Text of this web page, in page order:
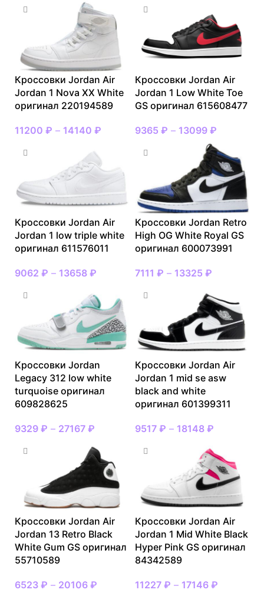
Кроссовки Jordan Air
Jordan 1 Nova XX White
оригинал 220194589
11200 ₽ – 14140 ₽
Кроссовки Jordan Air
Jordan 1 Low White Toe
GS оригинал 615608477
9365 ₽ – 13099 ₽
Кроссовки Jordan Air
Jordan 1 low triple white
оригинал 611576011
9062 ₽ – 13658 ₽
Кроссовки Jordan Retro
High OG White Royal GS
оригинал 600073991
7111 ₽ – 13325 ₽
Кроссовки Jordan
Legacy 312 low white
turquoise оригинал
609828625
9329 ₽ – 27167 ₽
Кроссовки Jordan Air
Jordan 1 mid se asw
black and white
оригинал 601399311
9517 ₽ – 18148 ₽
Кроссовки Jordan Air
Jordan 13 Retro Black
White Gum GS оригинал
55710589
6523 ₽ – 20106 ₽
Кроссовки Jordan Air
Jordan 1 Mid White Black
Hyper Pink GS оригинал
84342589
11227 ₽ – 17146 ₽